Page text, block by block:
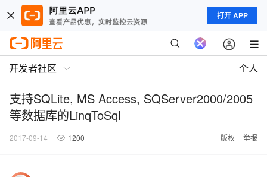
打开 APP
开发者社区 个人
支持SQLite, MS Access, SQServer2000/2005
等数据库的LinqToSql
2017-09-14 1200 版权 举报